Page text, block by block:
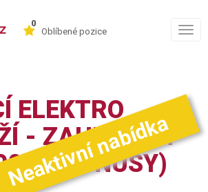
0
Oblíbené pozice
ELEKTRO
- ZAHRANIČÍ
+ BONUSY)
Neaktivní nabídka